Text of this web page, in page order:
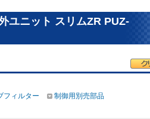
ユニット スリムZR PUZ-
フィルター 制御用別売部品